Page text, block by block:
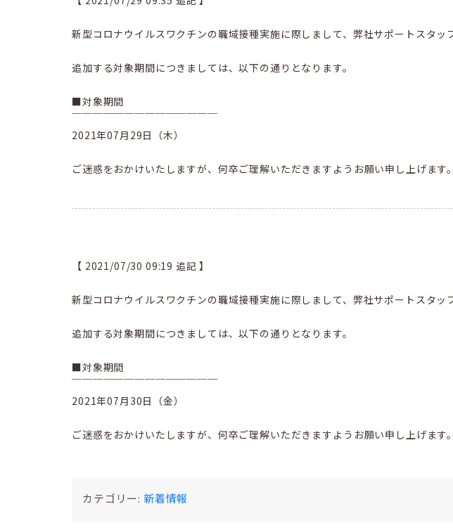
新型コロナウイルスワクチンの職域接種実施に際しまして、弊社サポートスタ
追加する対象期間につきましては、以下の通りとなります。
■対象期間
￣￣￣￣￣￣￣￣￣￣￣￣￣￣
2021年07月29日（木）
ご迷惑をおかけいたしますが、何卒ご理解いただきますようお願い申し上げます。
【 2021/07/30 09:19 追記 】
新型コロナウイルスワクチンの職域接種実施に際しまして、弊社サポートスタ
追加する対象期間につきましては、以下の通りとなります。
■対象期間
￣￣￣￣￣￣￣￣￣￣￣￣￣￣
2021年07月30日（金）
ご迷惑をおかけいたしますが、何卒ご理解いただきますようお願い申し上げます。
カテゴリー: 新着情報